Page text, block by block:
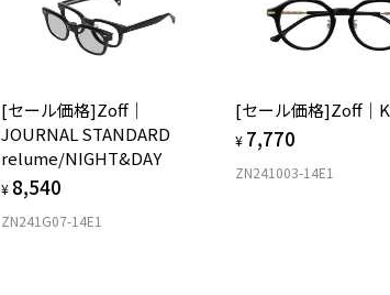
[セール価格]Zoff｜
JOURNAL STANDARD
relume/NIGHT&DAY
¥ 8,540
ZN241G07-14E1
[セール価格]Zoff｜
¥ 7,770
ZN241003-14E1